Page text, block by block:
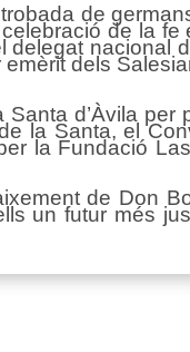
de
de la fe
nacional
dels
d’Àvila per
la Santa, el
la Fundació
de Don
un futur més